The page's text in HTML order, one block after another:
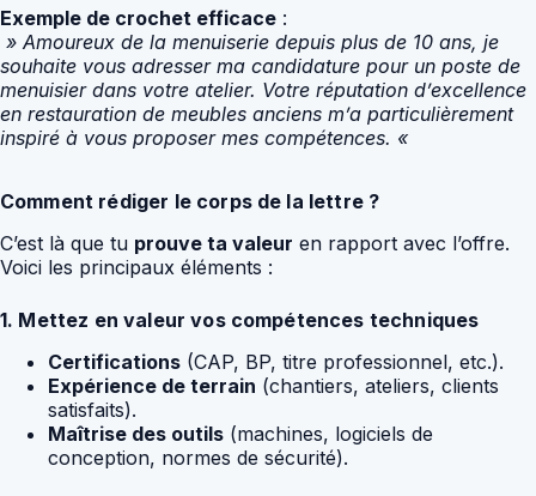
Exemple de crochet efficace :
» Amoureux de la menuiserie depuis plus de 10 ans, je
souhaite vous adresser ma candidature pour un poste de
menuisier dans votre atelier. Votre réputation d’excellence
en restauration de meubles anciens m’a particulièrement
inspiré à vous proposer mes compétences. «
Comment rédiger le corps de la lettre ?
C’est là que tu prouve ta valeur en rapport avec l’offre.
Voici les principaux éléments :
1. Mettez en valeur vos compétences techniques
Certifications (CAP, BP, titre professionnel, etc.).
Expérience de terrain (chantiers, ateliers, clients
satisfaits).
Maîtrise des outils (machines, logiciels de
conception, normes de sécurité).